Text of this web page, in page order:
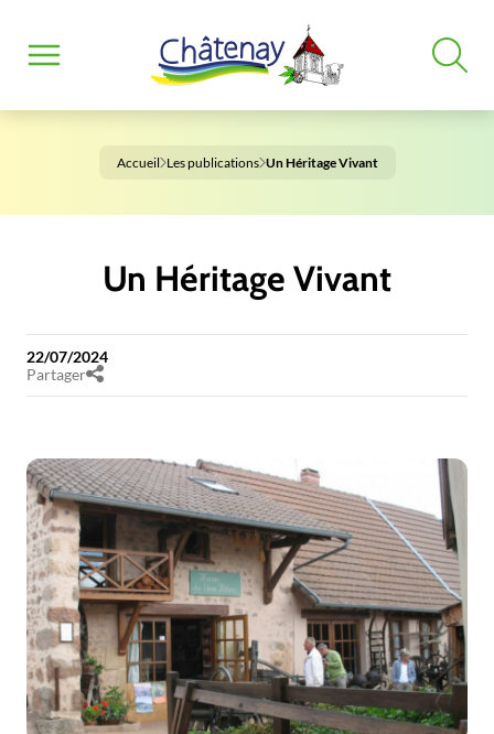
Accueil Les publications Un Héritage Vivant
Un Héritage Vivant
22/07/2024
Partager